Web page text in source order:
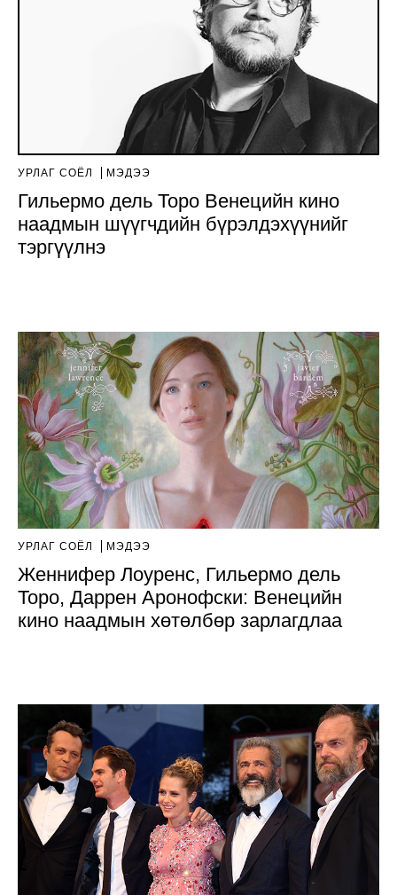
УРЛАГ СОЁЛ МЭДЭЭ
Гильермо дель Торо Венецийн кино
наадмын шүүгчдийн бүрэлдэхүүнийг
тэргүүлнэ
УРЛАГ СОЁЛ МЭДЭЭ
Женнифер Лоуренс, Гильермо дель
Торо, Даррен Аронофски: Венецийн
кино наадмын хөтөлбөр зарлагдлаа